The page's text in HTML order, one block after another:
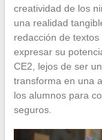
creatividad de los
una realidad
redacción de
expresar su
CE2, lejos de ser
transforma en una
los alumnos para
seguros.